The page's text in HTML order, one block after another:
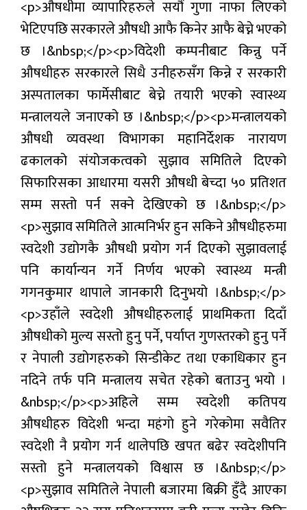
प्रबास
स्वास्थ्य
English